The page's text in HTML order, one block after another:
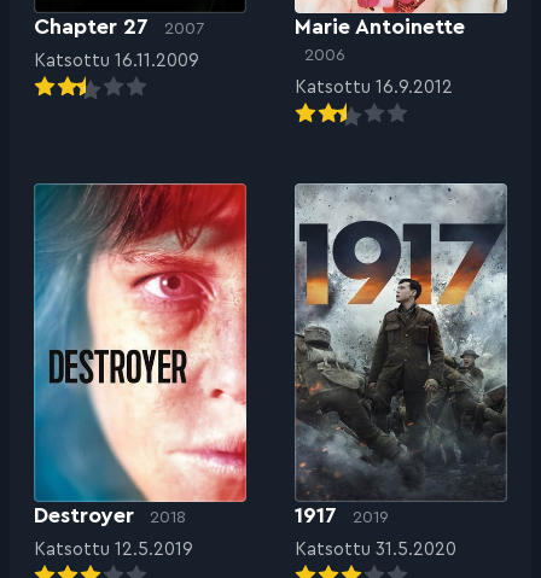
Chapter 27 2007
Katsottu 16.11.2009
Marie Antoinette
2006
Katsottu 16.9.2012
Destroyer 2018
Katsottu 12.5.2019
1917 2019
Katsottu 31.5.2020